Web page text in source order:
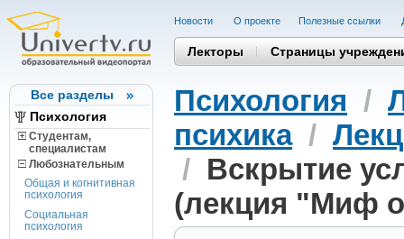
Все разделы
Психология
Студентам,
cпециалистам
Любознательным
Общая и когнитивная
психология
Социальная
психология
Новости О проекте Полезные cсылки
Лекторы Страницы
Психология /
психика/
/ Вскрытие
(лекция "Миф о